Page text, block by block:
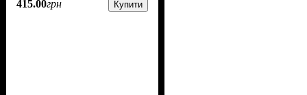
415.00грн Купити